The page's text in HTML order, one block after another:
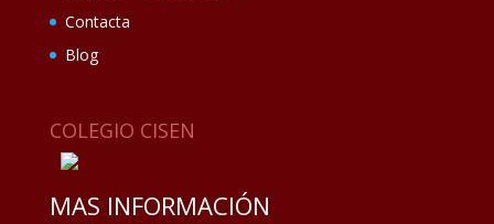
Contacta
Blog
COLEGIO CISEN
MAS INFORMACIÓN